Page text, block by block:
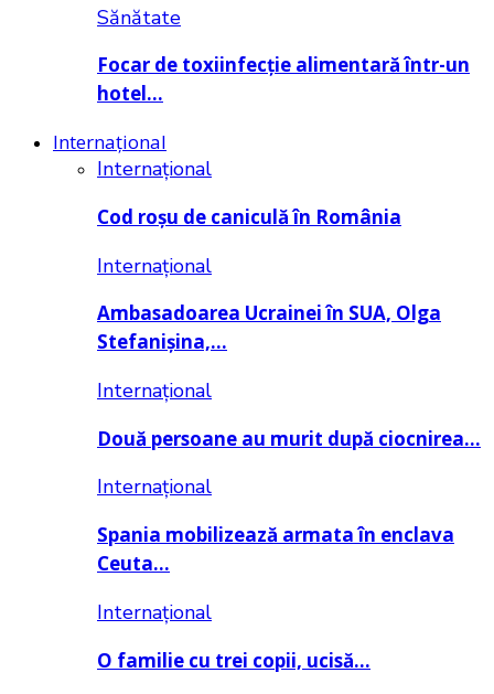
Sănătate
Focar de toxiinfecție alimentară într-un
hotel…
Internațional
Internațional
Cod roșu de caniculă în România
Internațional
Ambasadoarea Ucrainei în SUA, Olga
Stefanișina,…
Internațional
Două persoane au murit după ciocnirea…
Internațional
Spania mobilizează armata în enclava
Ceuta…
Internațional
O familie cu trei copii, ucisă…